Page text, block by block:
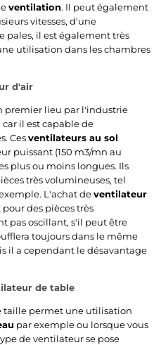
ventilation. Il peut également
vitesses, d'une
pales, il est également très
utilisation dans les chambres
d'air
premier lieu par l'industrie
il est capable de
Cesventilateurs au sol
puissant (150 m3/mn au
plus ou moins longues. Ils
très volumineuses, tel
L'achat deventilateur
des pièces très
pas oscillant, s'il peut être
toujours dans le même
il a cependant le désavantage
de table
taille permet une utilisation
par exemple ou lorsque vous
de ventilateur se pose